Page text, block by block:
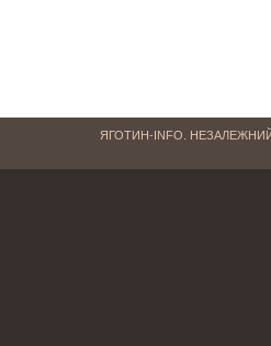
ЯГОТИН-INFO.